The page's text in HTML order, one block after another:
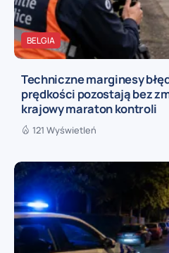
BELGIA
Techniczne marginesy
prędkości pozostają bez
krajowy maraton kontroli
121 Wyświetleń